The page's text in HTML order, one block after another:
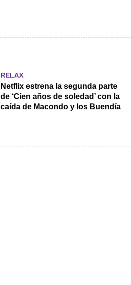
RELAX
Netflix estrena la segunda parte
de ‘Cien años de soledad’ con la
caída de Macondo y los Buendía